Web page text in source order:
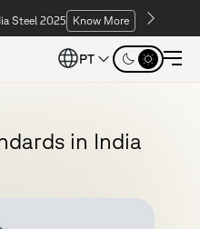
Steel 2025 Know More
PT
dards in India